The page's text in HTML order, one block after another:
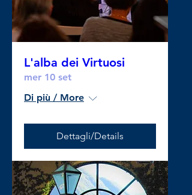
L'alba dei Virtuosi
mer 10 set
Di più / More
Dettagli/Details